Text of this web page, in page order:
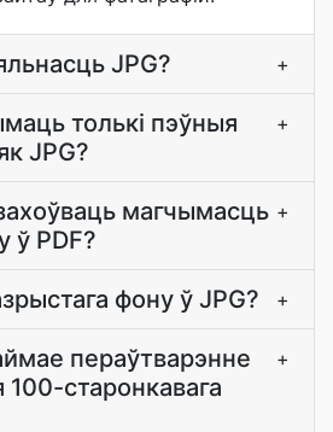
JPG? +
толькі пэўныя
JPG?
+
магчымасць
ў PDF?
+
фону ў JPG? +
пераўтварэнне
100-старонкавага
+